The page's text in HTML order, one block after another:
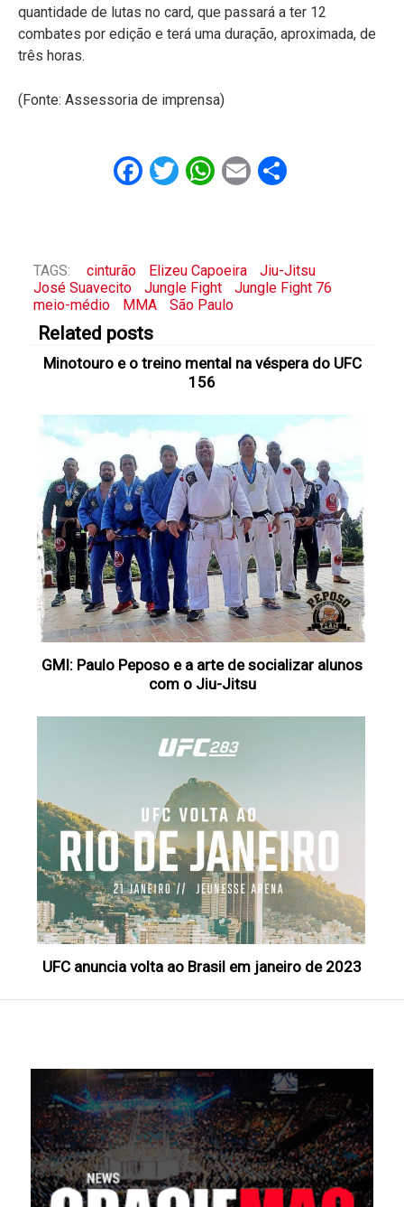
quantidade de lutas no card, que passará a ter 12
combates por edição e terá uma duração, aproximada, de
três horas.
(Fonte: Assessoria de imprensa)
Facebook
Twitter
WhatsApp
EmailShare
TAGS: cinturão Elizeu Capoeira
Jiu-Jitsu
José Suavecito
Jungle Fight
Jungle Fight 76
meio-médio
MMA São Paulo
Related posts
Minotouro e o treino mental na véspera do UFC
156
GMI: Paulo Peposo e a arte de socializar alunos
com o Jiu-Jitsu
UFC anuncia volta ao Brasil em janeiro de 2023